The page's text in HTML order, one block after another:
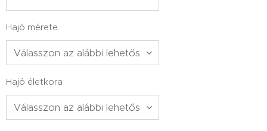
Hajó mérete
Hajó életkora